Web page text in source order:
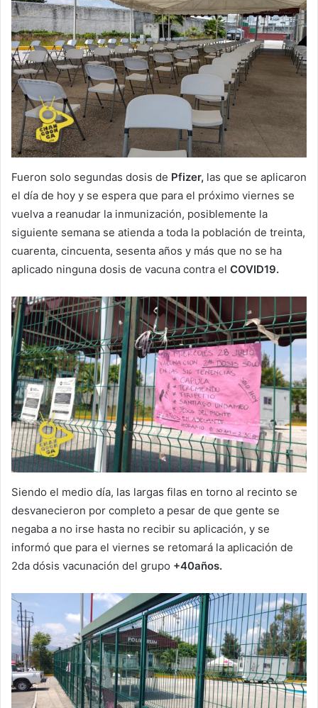
Fueron solo segundas dosis de Pfizer, las que se aplicaron
el día de hoy y se espera que para el próximo viernes se
vuelva a reanudar la inmunización, posiblemente la
siguiente semana se atienda a toda la población de treinta,
cuarenta, cincuenta, sesenta años y más que no se ha
aplicado ninguna dosis de vacuna contra el COVID19.
Siendo el medio día, las largas filas en torno al recinto se
desvanecieron por completo a pesar de que gente se
negaba a no irse hasta no recibir su aplicación, y se
informó que para el viernes se retomará la aplicación de
2da dósis vacunación del grupo +40años.